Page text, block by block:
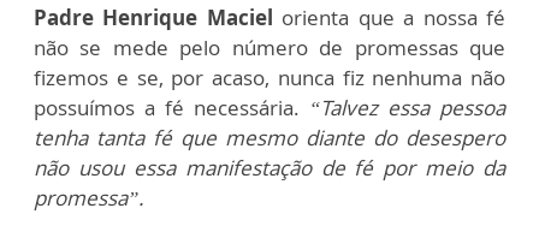
Padre Henrique Maciel orienta que a nossa fé
não se mede pelo número de promessas que
fizemos e se, por acaso, nunca fiz nenhuma não
possuímos a fé necessária. “Talvez essa pessoa
tenha tanta fé que mesmo diante do desespero
não usou essa manifestação de fé por meio da
promessa”.